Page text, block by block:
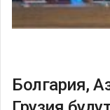
Болгария,